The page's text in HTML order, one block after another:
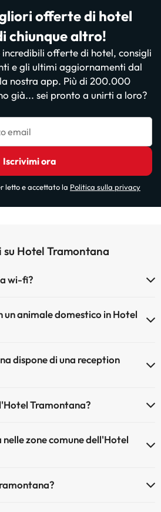
offerte di hotel
chiunque altro!
offerte di hotel, consigli
e gli ultimi aggiornamenti dal
nostra app. Più di 200.000
già... sei pronto a unirti a loro?
email
Iscrivimi ora
letto e accettato la Politica sulla privacy
Hotel Tramontana
wi-fi?
un animale domestico in Hotel
in hotel). Verifica le condizioni.
dispone di una reception
Tramontana?
zone comune dell'Hotel